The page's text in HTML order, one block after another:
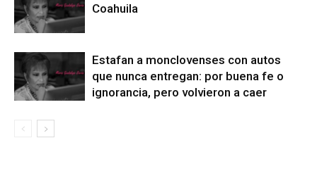
Coahuila
Estafan a monclovenses con autos
que nunca entregan: por buena fe o
ignorancia, pero volvieron a caer